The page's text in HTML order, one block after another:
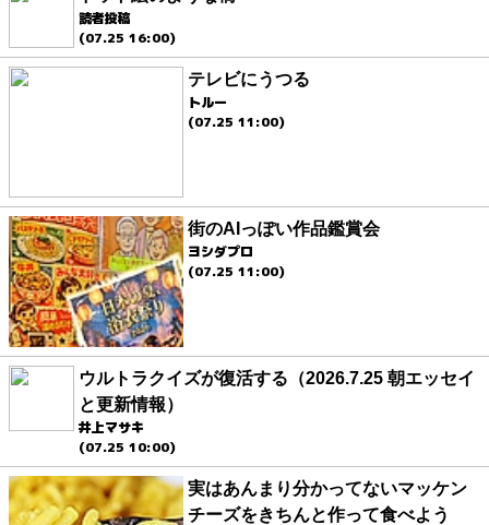
読者投稿
(07.25 16:00)
テレビにうつる
トルー
(07.25 11:00)
街のAIっぽい作品鑑賞会
ヨシダプロ
(07.25 11:00)
ウルトラクイズが復活する（2026.7.25 朝エッセイ
と更新情報）
井上マサキ
(07.25 10:00)
実はあんまり分かってないマッケン
チーズをきちんと作って食べよう